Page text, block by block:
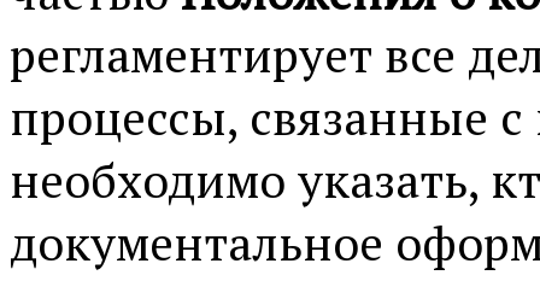
регламентирует все
процессы, связанные
необходимо указать,
документальное